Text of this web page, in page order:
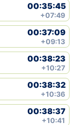
00:35:45
+07:49
00:37:09
+09:13
00:38:23
+10:27
00:38:32
+10:36
00:38:37
+10:41